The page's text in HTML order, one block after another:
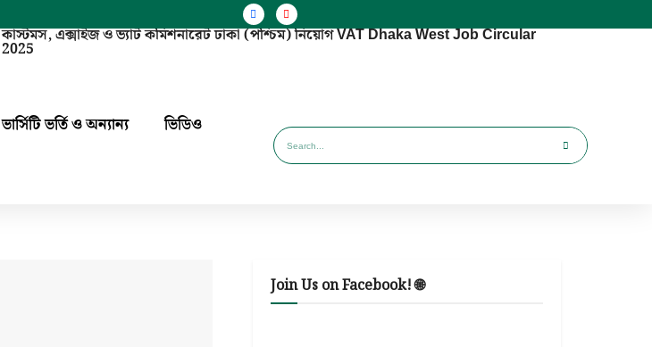
কাস্টমস, এক্সাইজ ও ভ্যাট কমিশনারেট ঢাকা (পশ্চিম) নিয়োগ VAT Dhaka West Job Circular
2025
ভার্সিটি ভর্তি ও অন্যান্য
ভিডিও
Join Us on Facebook! 🌐